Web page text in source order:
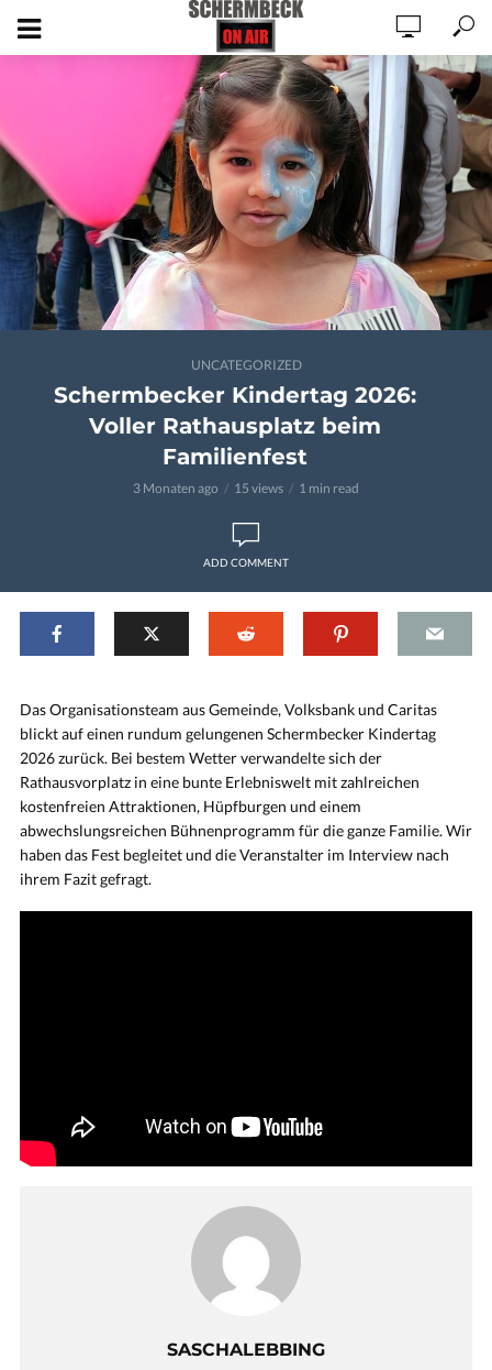
UNCATEGORIZED
Schermbecker Kindertag 2026:
Voller Rathausplatz beim
Familienfest
3 Monaten ago 15 views 1 min read
ADD COMMENT
Das Organisationsteam aus Gemeinde, Volksbank und Caritas
blickt auf einen rundum gelungenen Schermbecker Kindertag
2026 zurück. Bei bestem Wetter verwandelte sich der
Rathausvorplatz in eine bunte Erlebniswelt mit zahlreichen
kostenfreien Attraktionen, Hüpfburgen und einem
abwechslungsreichen Bühnenprogramm für die ganze Familie. Wir
haben das Fest begleitet und die Veranstalter im Interview nach
ihrem Fazit gefragt.
SASCHALEBBING